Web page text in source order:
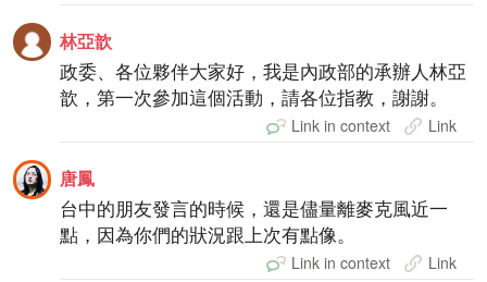
林亞歆
政委、各位夥伴大家好，我是內政部的承辦人林亞
歆，第一次參加這個活動，請各位指教，謝謝。
Link in context Link
唐鳳
台中的朋友發言的時候，還是儘量離麥克風近一
點，因為你們的狀況跟上次有點像。
Link in context Link